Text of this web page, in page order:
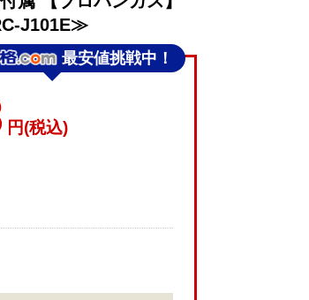
J101E≫
最安値挑戦中！
円(税込)